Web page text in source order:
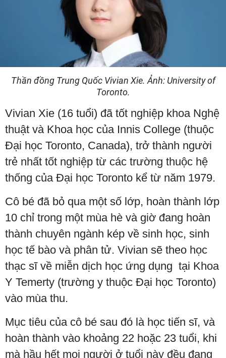
Thần đồng Trung Quốc Vivian Xie. Ảnh: University of
Toronto.
Vivian Xie (16 tuổi) đã tốt nghiệp khoa Nghệ
thuật và Khoa học của Innis College (thuộc
Đại học Toronto, Canada), trở thành người
trẻ nhất tốt nghiệp từ các trường thuộc hệ
thống của Đại học Toronto kể từ năm 1979.
Cô bé đã bỏ qua một số lớp, hoàn thành lớp
10 chỉ trong một mùa hè và giờ đang hoàn
thành chuyên ngành kép về sinh học, sinh
học tế bào và phân tử. Vivian sẽ theo học
thạc sĩ về miễn dịch học ứng dụng tại Khoa
Y Temerty (trường y thuộc Đại học Toronto)
vào mùa thu.
Mục tiêu của cô bé sau đó là học tiến sĩ, và
hoàn thành vào khoảng 22 hoặc 23 tuổi, khi
mà hầu hết mọi người ở tuổi này đều đang